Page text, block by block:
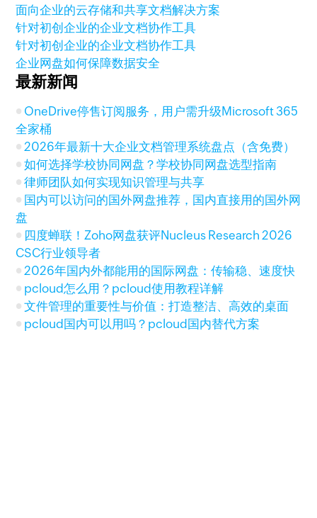
面向企业的云存储和共享文档解决方案
针对初创企业的企业文档协作工具
针对初创企业的企业文档协作工具
企业网盘如何保障数据安全
最新新闻
OneDrive停售订阅服务，用户需升级Microsoft 365
全家桶
2026年最新十大企业文档管理系统盘点（含免费）
如何选择学校协同网盘？学校协同网盘选型指南
律师团队如何实现知识管理与共享
国内可以访问的国外网盘推荐，国内直接用的国外网
盘
四度蝉联！Zoho网盘获评Nucleus Research 2026
CSC行业领导者
2026年国内外都能用的国际网盘：传输稳、速度快
pcloud怎么用？pcloud使用教程详解
文件管理的重要性与价值：打造整洁、高效的桌面
pcloud国内可以用吗？pcloud国内替代方案